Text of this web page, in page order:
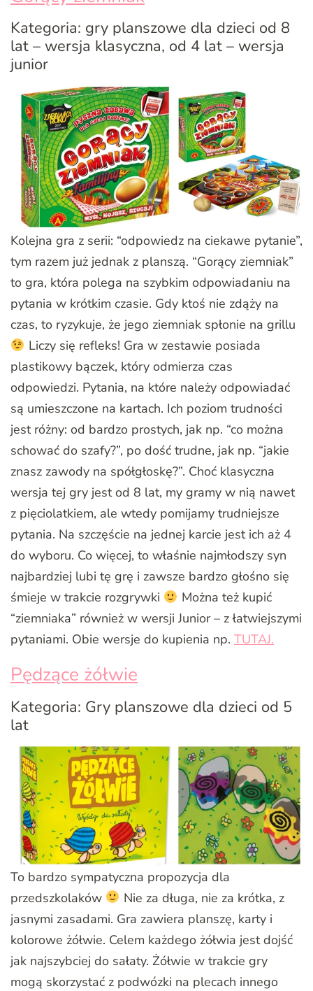
Kategoria: gry planszowe dla dzieci od 8
lat – wersja klasyczna, od 4 lat – wersja
junior
Kolejna gra z serii: “odpowiedz na ciekawe pytanie”,
tym razem już jednak z planszą. “Gorący ziemniak”
to gra, która polega na szybkim odpowiadaniu na
pytania w krótkim czasie. Gdy ktoś nie zdąży na
czas, to ryzykuje, że jego ziemniak spłonie na grillu
Liczy się refleks! Gra w zestawie posiada
plastikowy bączek, który odmierza czas
odpowiedzi. Pytania, na które należy odpowiadać
są umieszczone na kartach. Ich poziom trudności
jest różny: od bardzo prostych, jak np. “co można
schować do szafy?”, po dość trudne, jak np. “jakie
znasz zawody na spółgłoskę?”. Choć klasyczna
wersja tej gry jest od 8 lat, my gramy w nią nawet
z pięciolatkiem, ale wtedy pomijamy trudniejsze
pytania. Na szczęście na jednej karcie jest ich aż 4
do wyboru. Co więcej, to właśnie najmłodszy syn
najbardziej lubi tę grę i zawsze bardzo głośno się
śmieje w trakcie rozgrywki
Można też kupić
“ziemniaka” również w wersji Junior – z łatwiejszymi
pytaniami. Obie wersje do kupienia np. TUTAJ.
Pędzące żółwie
Kategoria: Gry planszowe dla dzieci od 5
lat
To bardzo sympatyczna propozycja dla
przedszkolaków
Nie za długa, nie za krótka, z
jasnymi zasadami. Gra zawiera planszę, karty i
kolorowe żółwie. Celem każdego żółwia jest dojść
jak najszybciej do sałaty. Żółwie w trakcie gry
mogą skorzystać z podwózki na plecach innego